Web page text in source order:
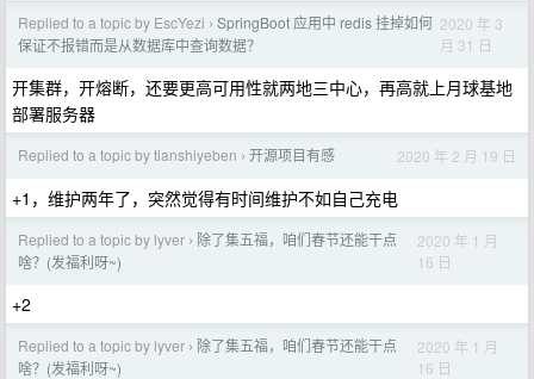
Replied to a topic by EscYezi › SpringBoot 应用中 redis 挂掉如何
保证不报错而是从数据库中查询数据？
2020 年 3
月 31 日
开集群，开熔断，还要更高可用性就两地三中心，再高就上月球基地
部署服务器
Replied to a topic by tianshiyeben › 开源项目有感 2020 年 2 月 19 日
+1，维护两年了，突然觉得有时间维护不如自己充电
Replied to a topic by lyver › 除了集五福，咱们春节还能干点
啥？(发福利呀~)
2020 年 1 月
16 日
+2
Replied to a topic by lyver › 除了集五福，咱们春节还能干点
啥？(发福利呀~)
2020 年 1 月
16 日